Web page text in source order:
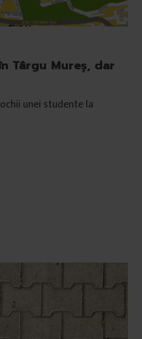
Târgu Mureș, dar
unei studente la